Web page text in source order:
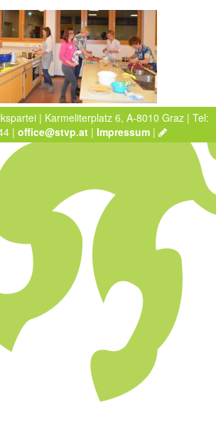
| Karmeliterplatz 6, A-8010 Graz | Tel:
| office@stvp.at | Impressum |